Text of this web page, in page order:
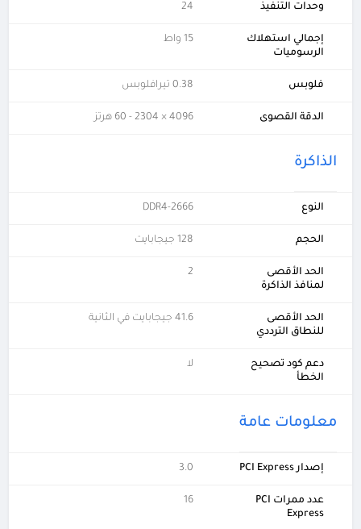
وحدات التنفيذ 24
إجمالي استهلاك
الرسوميات
15 واط
فلوبس 0.38 تيرافلوبس
الدقة القصوى 4096 × 2304 - 60 هرتز
الذاكرة
النوع DDR4-2666
الحجم 128 جيجابايت
الحد الأقصى
لمنافذ الذاكرة
2
الحد الأقصى
للنطاق الترددي
41.6 جيجابايت في الثانية
دعم كود تصحيح
الخطأ
لا
معلومات عامة
إصدار PCI Express 3.0
عدد ممرات PCI
Express
16